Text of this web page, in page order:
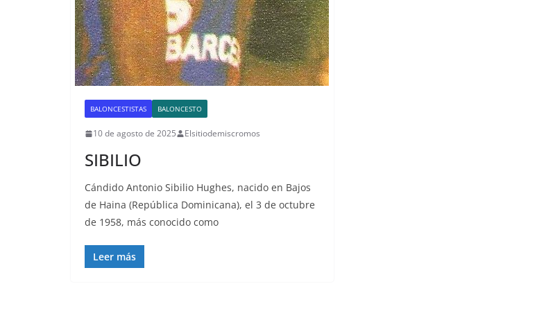
BALONCESTISTAS BALONCESTO
10 de agosto de 2025 Elsitiodemiscromos
SIBILIO
Cándido Antonio Sibilio Hughes, nacido en Bajos
de Haina (República Dominicana), el 3 de octubre
de 1958, más conocido como
Leer más